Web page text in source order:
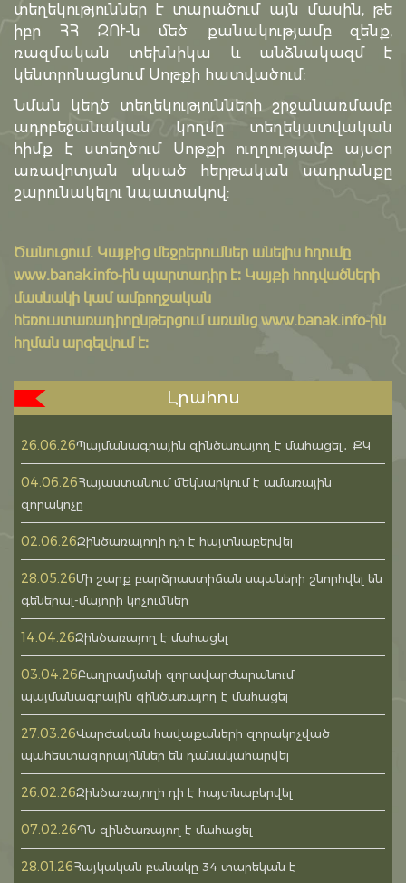
տեղեկություններ է տարածում այն մասին, թե
իբր ՀՀ ԶՈՒ-ն մեծ քանակությամբ զենք,
ռազմական տեխնիկա և անձնակազմ է
կենտրոնացնում Սոթքի հատվածում:
Նման կեղծ տեղեկությունների շրջանառմամբ
ադրբեջանական կողմը տեղեկատվական
հիմք է ստեղծում Սոթքի ուղղությամբ այսօր
առավոտյան սկսած հերթական սադրանքը
շարունակելու նպատակով:
Ծանուցում․ Կայքից մեջբերումներ անելիս հղումը
www.banak.info-ին պարտադիր է: Կայքի հոդվածների
մասնակի կամ ամբողջական
հեռուստառադիոընթերցում առանց www.banak.info-ին
հղման արգելվում է:
Լրահոս
26.06.26Պայմանագրային զինծառայող է մահացել․ ՔԿ
04.06.26Հայաստանում մեկնարկում է ամառային
զորակոչը
02.06.26Զինծառայողի դի է հայտնաբերվել
28.05.26Մի շարք բարձրաստիճան սպաների շնորհվել են
գեներալ-մայորի կոչումներ
14.04.26Զինծառայող է մահացել
03.04.26Բաղրամյանի զորավարժարանում
պայմանագրային զինծառայող է մահացել
27.03.26Վարժական հավաքաների զորակոչված
պահեստազորայիններ են դանակահարվել
26.02.26Զինծառայողի դի է հայտնաբերվել
07.02.26ՊՆ զինծառայող է մահացել
28.01.26Հայկական բանակը 34 տարեկան է